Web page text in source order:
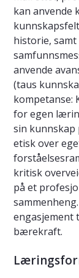
kan anvende
historie,
anvende
(taus
kompetanse:
for egen
sin kunnskap
etisk over
kritisk
på et
engasjement
bærekraft.